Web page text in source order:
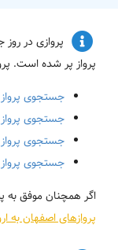
پرواز پر شده است.
جستجوی پرواز
جستجوی پرواز
جستجوی پرواز
جستجوی پرواز
اگر همچنان موفق به
پروازهای اصفهان به